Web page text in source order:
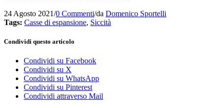
24 Agosto 2021/0 Commenti/da Domenico Sportelli
Tags: Casse di espansione, Siccità
Condividi questo articolo
Condividi su Facebook
Condividi su X
Condividi su WhatsApp
Condividi su Pinterest
Condividi attraverso Mail